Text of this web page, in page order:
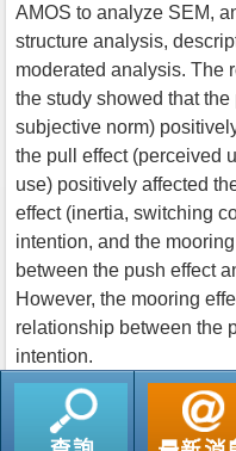
AMOS to analyze SEM,
structure analysis,
moderated analysis. The
the study showed that
subjective norm)
the pull effect (perceived
use) positively affected
effect (inertia, switching
intention, and the
between the push effect
However, the mooring
relationship between the
intention.